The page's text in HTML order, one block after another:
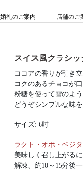
婚礼のご案内 店舗のご
スイス風クラシ
ココアの香りが引き
コクのあるチョコが
粉糖を使って雪のよ
どうぞシンプルな味を
サイズ: 6吋
ラクト・オボ・ベジ
美味しく召し上がる
解凍、約10～15分後